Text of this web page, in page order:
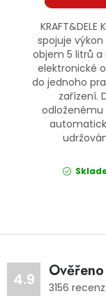
KRAFT&DELE
spojuje výkon
objem 5 litrů
elektronické
do jednoho
zařízení.
4.9 3156